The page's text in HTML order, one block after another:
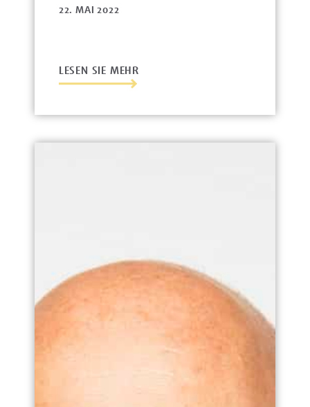
22. MAI 2022
LESEN SIE MEHR